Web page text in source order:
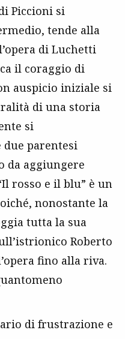
Piccioni si
tende alla
di Luchetti
il coraggio di
auspicio iniziale si
di una storia
si
due parentesi
da aggiungere
rosso e il blu” è un
nonostante la
tutta la sua
Roberto
fino alla riva.
di frustrazione e